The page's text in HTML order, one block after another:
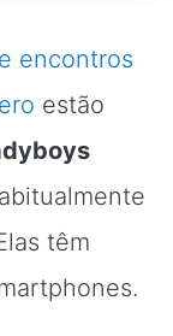
encontros
estão
têm